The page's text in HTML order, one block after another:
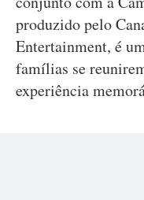
produzido pelo
Entertainment, é
famílias se
experiência